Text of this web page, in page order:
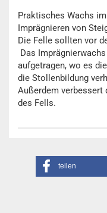
Praktisches Wachs
Imprägnieren von
Die Felle sollten vor
Das
aufgetragen, wo es
die Stollenbildung
Außerdem verbessert
des Fells.
teilen